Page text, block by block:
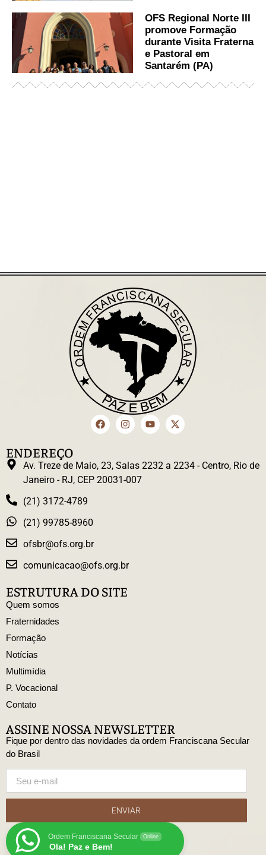
OFS Regional Norte III
promove Formação
durante Visita Fraterna
e Pastoral em
Santarém (PA)
ENDEREÇO
Av. Treze de Maio, 23, Salas 2232 a 2234 - Centro, Rio de
Janeiro - RJ, CEP 20031-007
(21) 3172-4789
(21) 99785-8960
ofsbr@ofs.org.br
comunicacao@ofs.org.br
ESTRUTURA DO SITE
Quem somos
Fraternidades
Formação
Notícias
Multimídia
P. Vocacional
Contato
ASSINE NOSSA NEWSLETTER
Fique por dentro das novidades da ordem Franciscana Secular
do Brasil
ENVIAR
Ordem Franciscana Secular Online
Ola! Paz e Bem!